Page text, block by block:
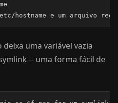
hostname e um arquivo
uma variável vazia
-- uma forma fácil de